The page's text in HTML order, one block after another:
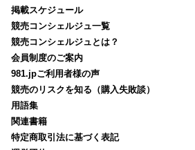
掲載スケジュール
競売コンシェルジュ一覧
競売コンシェルジュとは？
会員制度のご案内
981.jpご利用者様の声
競売のリスクを知る（購入失敗談）
用語集
関連書籍
特定商取引法に基づく表記